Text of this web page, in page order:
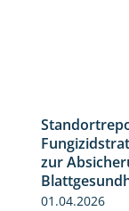
zur
01.04.2026